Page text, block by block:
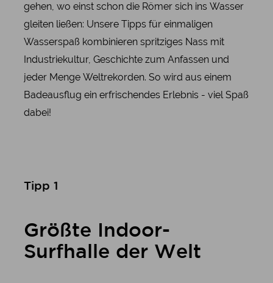
gehen, wo einst schon die Römer sich ins Wasser
gleiten ließen: Unsere Tipps für einmaligen
Wasserspaß kombinieren spritziges Nass mit
Industriekultur, Geschichte zum Anfassen und
jeder Menge Weltrekorden. So wird aus einem
Badeausflug ein erfrischendes Erlebnis - viel Spaß
dabei!
Tipp 1
Größte Indoor-
Surfhalle der Welt